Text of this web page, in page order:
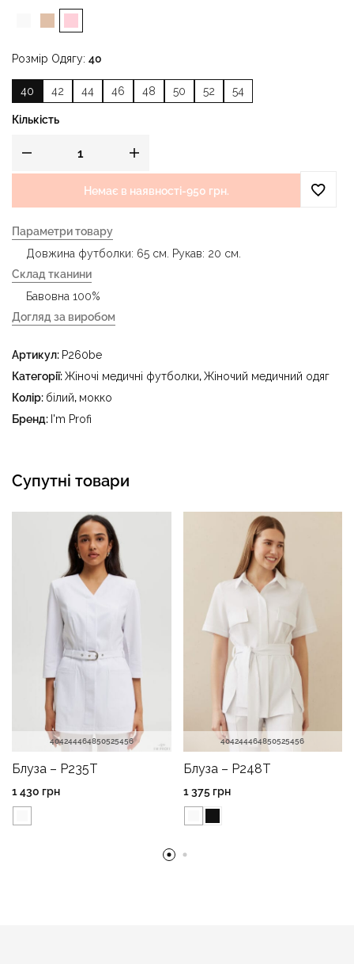
Розмір Одягу 40
40 42 44 46 48 50 52 54
Кількість
Немає в наявності-950 грн.
Параметри товару
Довжина футболки: 65 см. Рукав: 20 см.
Склад тканини
Бавовна 100%
Догляд за виробом
прасувати за температури праски до 150 °C - не
відбілювати - суха чистка з використанням
тетрахлоретилену (перхлоретилену) та вуглеводів
температури до 40 °C
Артикул: P260be
Категорії:Жіночі медичні футболки,Жіночий медичний одяг
Колір: білий, мокко
Бренд: I'm Profi
Супутні товари
404244464850525456
Блуза – P235T
1 430 грн
404244464850525456
Блуза – P248T
1 375 грн